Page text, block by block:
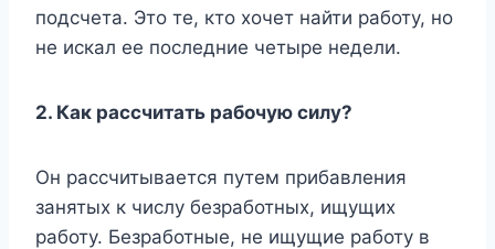
подсчета. Это те, кто хочет найти работу, но
не искал ее последние четыре недели.
2. Как рассчитать рабочую силу?
Он рассчитывается путем прибавления
занятых к числу безработных, ищущих
работу. Безработные, не ищущие работу в